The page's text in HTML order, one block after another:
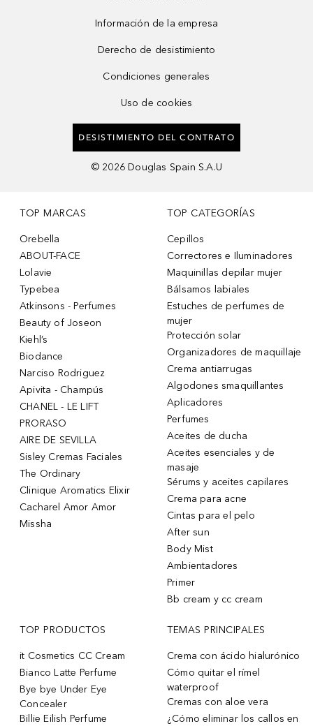
Información de la empresa
Derecho de desistimiento
Condiciones generales
Uso de cookies
DESISTIMIENTO DEL CONTRATO
© 2026 Douglas Spain S.A.U
TOP MARCAS
Orebella
ABOUT-FACE
Lolavie
Typebea
Atkinsons - Perfumes
Beauty of Joseon
Kiehl’s
Biodance
Narciso Rodriguez
Apivita - Champús
CHANEL - LE LIFT
PRORASO
AIRE DE SEVILLA
Sisley Cremas Faciales
The Ordinary
Clinique Aromatics Elixir
Cacharel Amor Amor
Missha
TOP CATEGORÍAS
Cepillos
Correctores e Iluminadores
Maquinillas depilar mujer
Bálsamos labiales
Estuches de perfumes de
mujer
Protección solar
Organizadores de maquillaje
Crema antiarrugas
Algodones smaquillantes
Aplicadores
Perfumes
Aceites de ducha
Aceites esenciales y de
masaje
Sérums y aceites capilares
Crema para acne
Cintas para el pelo
After sun
Body Mist
Ambientadores
Primer
Bb cream y cc cream
TOP PRODUCTOS
it Cosmetics CC Cream
Bianco Latte Perfume
Bye bye Under Eye
Concealer
Billie Eilish Perfume
TEMAS PRINCIPALES
Crema con ácido hialurónico
Cómo quitar el rímel
waterproof
Cremas con aloe vera
¿Cómo eliminar los callos en